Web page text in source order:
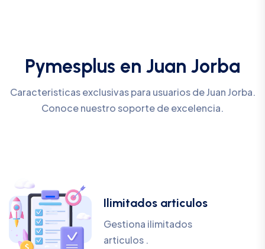
Pymesplus en Juan Jorba
Caracteristicas exclusivas para usuarios de Juan Jorba.
Conoce nuestro soporte de excelencia.
Ilimitados articulos
Gestiona ilimitados
articulos .